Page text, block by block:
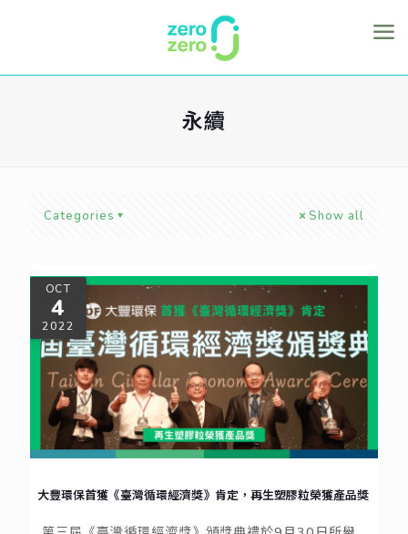
永續
Categories Show all
OCT
4
2022
大豐環保首獲《臺灣循環經濟獎》肯定，再生塑膠粒榮獲產品獎